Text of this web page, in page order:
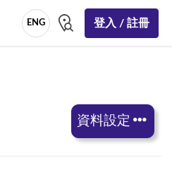
ENG 登入 / 註冊
資料設定